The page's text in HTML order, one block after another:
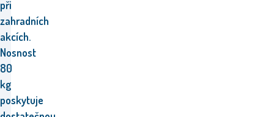
při
zahradních
akcích.
Nosnost
80
kg
poskytuje